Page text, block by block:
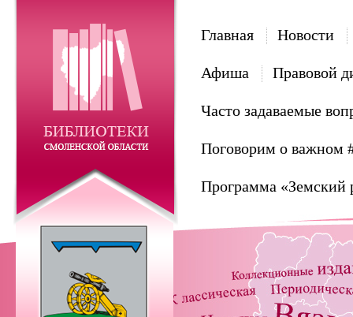
Главная Новости
Афиша Правовой
Часто задаваемые
Поговорим о важном
Программа «Земский